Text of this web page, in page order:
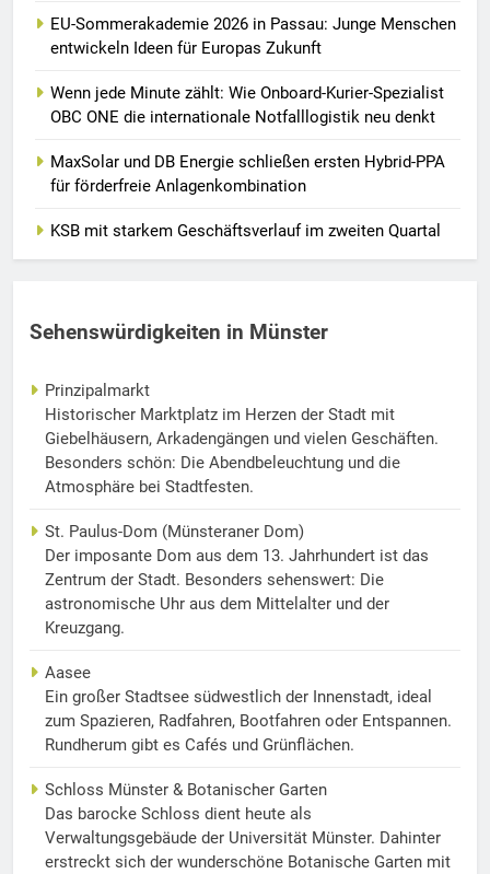
EU-Sommerakademie 2026 in Passau: Junge Menschen
entwickeln Ideen für Europas Zukunft
Wenn jede Minute zählt: Wie Onboard-Kurier-Spezialist
OBC ONE die internationale Notfalllogistik neu denkt
MaxSolar und DB Energie schließen ersten Hybrid-PPA
für förderfreie Anlagenkombination
KSB mit starkem Geschäftsverlauf im zweiten Quartal
Sehenswürdigkeiten in Münster
Prinzipalmarkt
Historischer Marktplatz im Herzen der Stadt mit
Giebelhäusern, Arkadengängen und vielen Geschäften.
Besonders schön: Die Abendbeleuchtung und die
Atmosphäre bei Stadtfesten.
St. Paulus-Dom (Münsteraner Dom)
Der imposante Dom aus dem 13. Jahrhundert ist das
Zentrum der Stadt. Besonders sehenswert: Die
astronomische Uhr aus dem Mittelalter und der
Kreuzgang.
Aasee
Ein großer Stadtsee südwestlich der Innenstadt, ideal
zum Spazieren, Radfahren, Bootfahren oder Entspannen.
Rundherum gibt es Cafés und Grünflächen.
Schloss Münster & Botanischer Garten
Das barocke Schloss dient heute als
Verwaltungsgebäude der Universität Münster. Dahinter
erstreckt sich der wunderschöne Botanische Garten mit